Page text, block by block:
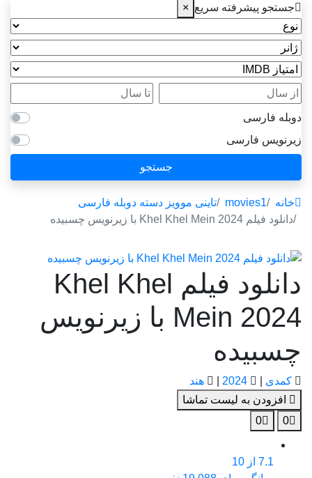
جستجو پیشرفته سریع ×
نوع
ژانر
امتیاز IMDB
از سال
تا سال
دوبله فارسی
زیرنویس فارسی
جستجو
خانه movies1
تاینی موویز دسته دوبله فارسی
دانلود فیلم Khel Khel Mein 2024 با زیرنویس چسبیده
دانلود فیلم Khel Khel
Mein 2024 با زیرنویس
چسبیده
کمدی 2024
هند
افزودن به لیست تماشا
0
0
7.1 از 10